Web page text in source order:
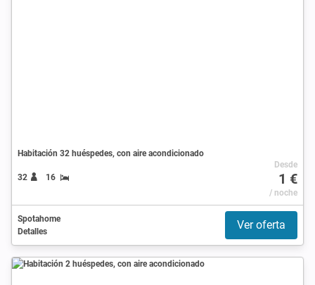
Habitación 32 huéspedes, con aire acondicionado
32 16
Desde
1 €
/ noche
Spotahome
Detalles
Ver oferta